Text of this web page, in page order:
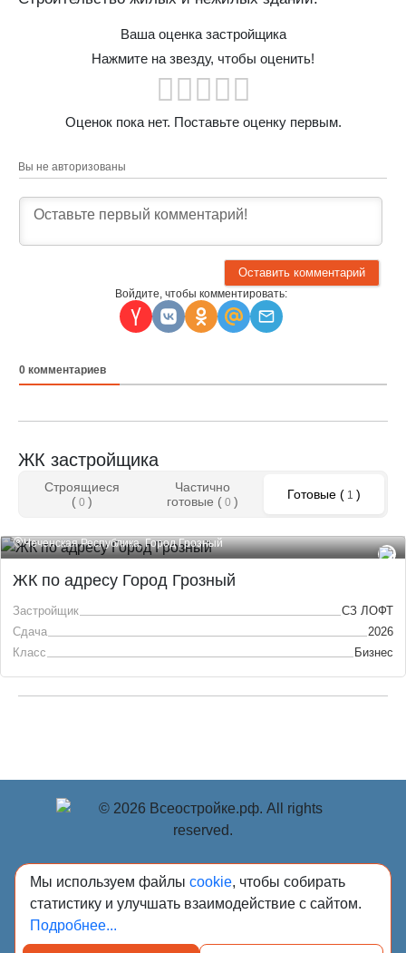
Ваша оценка застройщика
Нажмите на звезду, чтобы оценить!
Оценок пока нет. Поставьте оценку первым.
Вы не авторизованы
Войдите, чтобы комментировать:
0 комментариев
ЖК застройщика
Строящиеся
( 0 )
Частично
готовые ( 0 ) Готовые ( 1 )
Чеченская Республика, Город Грозный
ЖК по адресу Город Грозный
Застройщик
СЗ ЛОФТ
Сдача
2026
Класс
Бизнес
© Учредитель: Индивидуальный предприниматель
Опрышко Светлана Александровна, 2018-2026.
Сообщения и материалы сетевого издания «Всё о
стройке» (зарегистрировано Федеральной службой по
надзору в сфере связи, информационных технологий и
Мы используем файлы cookie, чтобы собирать
статистику и улучшать взаимодействие с сайтом.
Подробнее...